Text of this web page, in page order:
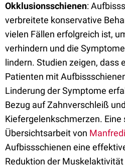
Okklusionsschienen:
verbreitete konservative
vielen Fällen erfolgreich ist,
verhindern und die
lindern. Studien zeigen, dass
Patienten mit
Linderung der Symptome
Bezug auf Zahnverschleiß und
Kiefergelenkschmerzen. Eine
Übersichtsarbeit von
Aufbissschienen eine
Reduktion der